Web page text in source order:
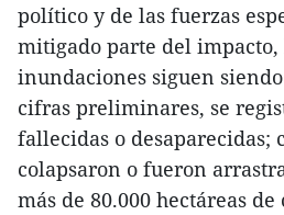
político y de las fuerzas
mitigado parte del impacto,
inundaciones siguen
cifras preliminares, se
fallecidas o desaparecidas;
colapsaron o fueron
más de 80.000 hectáreas